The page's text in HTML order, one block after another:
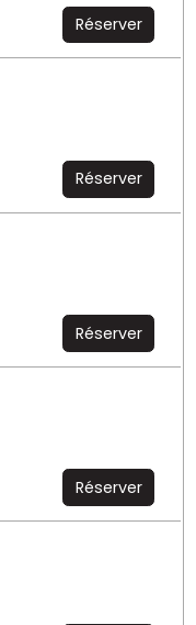
Réserver
Réserver
Réserver
Réserver